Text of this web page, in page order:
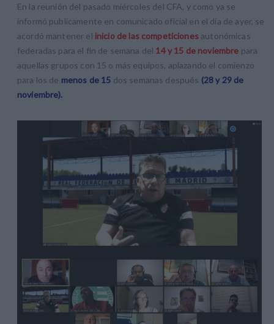
En la reunión del pasado miércoles del CFA, y como ya se
informó publicamente en comunicado oficial en el día de ayer, se
acordó mantener el inicio de las competiciones autonómicas
federadas para el fin de semana del 14 y 15 de noviembre para
aquellas grupos con 15 o más equipos, aplazando el comienzo
para los de menos de 15 dos semanas después (28 y 29 de
noviembre).